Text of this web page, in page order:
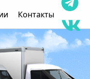
Контакты